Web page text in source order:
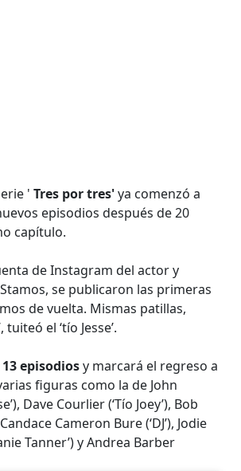
'Tres por tres'ya comenzó a
episodios después de 20
capítulo.
de Instagram del actor y
se publicaron las primeras
de vuelta. Mismas patillas,
el ‘tío Jesse’.
13 episodiosy marcará el regreso a
figuras como la de John
Dave Courlier (‘Tío Joey’), Bob
Cameron Bure (‘DJ’), Jodie
Tanner’) y Andrea Barber